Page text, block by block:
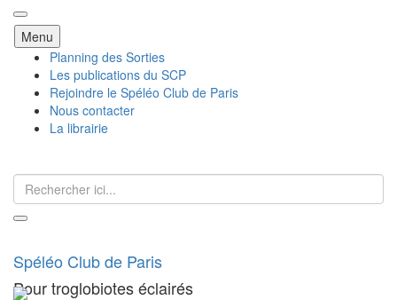
Menu Aller
au
contenu
Planning des Sorties
Les publications du SCP
Rejoindre le Spéléo Club de Paris
Nous contacter
La librairie
Recherche
pour
:
Spéléo Club de Paris
Pour troglobiotes éclairés